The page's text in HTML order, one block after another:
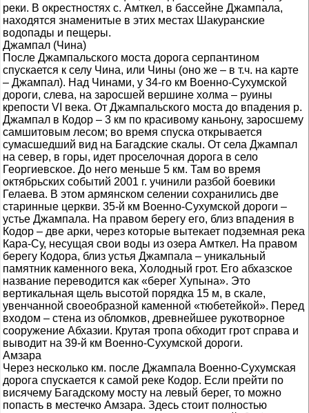
реки. В окрестностях с. Амткел, в бассейне Джампала,
находятся знаменитые в этих местах Шакуранские
водопады и пещеры.
Джампал (Чина)
После Джампальского моста дорога серпантином
спускается к селу Чина, или Чины (оно же – в т.ч. на карте
– Джампал). Над Чинами, у 34-го км Военно-Сухумской
дороги, слева, на заросшей вершине холма – руины
крепости VI века. От Джампальского моста до впадения р.
Джампал в Кодор – 3 км по красивому каньону, заросшему
самшитовым лесом; во время спуска открывается
сумасшедший вид на Багадские скалы. От села Джампал
на север, в горы, идет проселочная дорога в село
Георгиевское. До него меньше 5 км. Там во время
октябрьских событий 2001 г. учинили разбой боевики
Гелаева. В этом армянском селении сохранились две
старинные церкви. 35-й км Военно-Сухумской дороги –
устье Джампала. На правом берегу его, близ впадения в
Кодор – две арки, через которые вытекает подземная река
Кара-Су, несущая свои воды из озера Амткел. На правом
берегу Кодора, близ устья Джампала – уникальный
памятник каменного века, Холодный грот. Его абхазское
название переводится как «берег Хупына». Это
вертикальная щель высотой порядка 15 м, в скале,
увенчанной своеобразной каменной «тюбетейкой». Перед
входом – стена из обломков, древнейшее рукотворное
сооружение Абхазии. Крутая тропа обходит грот справа и
выводит на 39-й км Военно-Сухумской дороги.
Амзара
Через несколько км. после Джампала Военно-Сухумская
дорога спускается к самой реке Кодор. Если прейти по
висячему Багадскому мосту на левый берег, то можно
попасть в местечко Амзара. Здесь стоит полностью